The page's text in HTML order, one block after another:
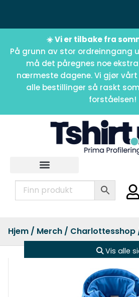
☀️ Vi er tilbake fra
På grunn av stor ordreinngang
må det påregnes noe
nærmeste dagene. Vi gjør
alle bestillinger så raskt
forståelsen!
Hjem / Merch / Charlottesshop
Vis alle